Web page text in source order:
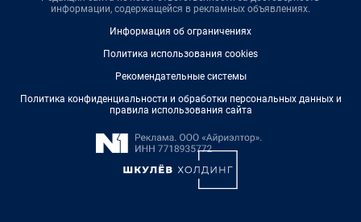
информации, содержащейся в рекламных объявлениях.
Информация об ограничениях
Политика использования cookies
Рекомендательные системы
Политика конфиденциальности и обработки персональных данных и
правила использования сайта